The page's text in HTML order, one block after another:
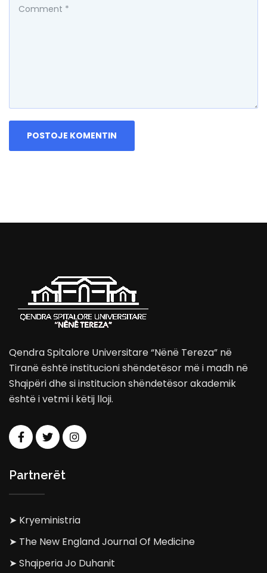
Qendra Spitalore Universitare “Nënë Tereza” në
Tiranë është institucioni shëndetësor më i madh në
Shqipëri dhe si institucion shëndetësor akademik
është i vetmi i këtij lloji.
Partnerët
➤ Kryeministria
➤ The New England Journal Of Medicine
➤ Shqiperia Jo Duhanit